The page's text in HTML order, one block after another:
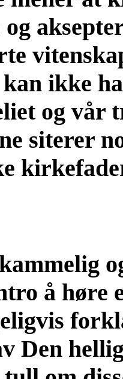
ikke
og
siterer
å høre
Den